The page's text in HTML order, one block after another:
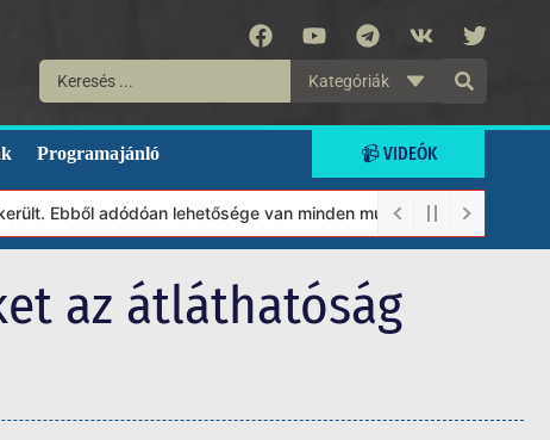
Kategóriák
Programajánló 📹 VIDEÓK
adódóan lehetősége van minden munkánkat segíteni
az átláthatóság